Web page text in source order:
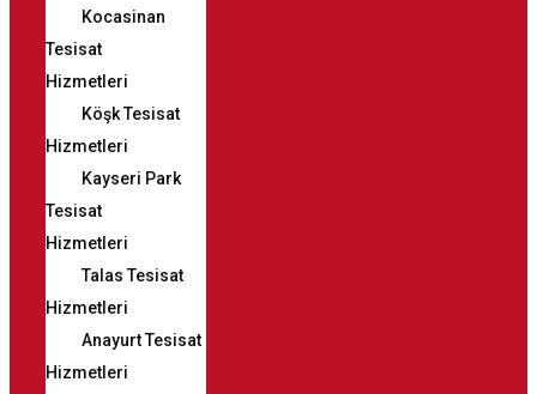
Kocasinan
Tesisat
Hizmetleri
Köşk Tesisat
Hizmetleri
Kayseri Park
Tesisat
Hizmetleri
Talas Tesisat
Hizmetleri
Anayurt Tesisat
Hizmetleri